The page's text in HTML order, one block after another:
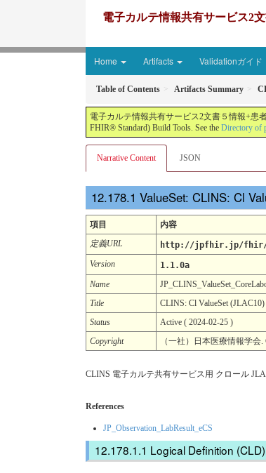
電子カルテ情報共有サービス2
Home Artifacts Validationガイド
Table of Contents Artifacts Summary
電子カルテ情報共有サービス2文書５情報+患
FHIR® Standard) Build Tools. See the Directory of
Narrative Content JSON
ValueSet: CLINS: Cl
項目
内容
定義URL
http://jpfhir.jp/fhir/
Version
1.1.0a
Name
Title
CLINS: Cl ValueSet (JLAC10)
Status
Active ( 2024-02-25 )
Copyright
（一社）日本医療情報学会
CLINS 電子カルテ共有サービス用 クロール
References
JP_Observation_LabResult_eCS
Logical Definition (CLD)